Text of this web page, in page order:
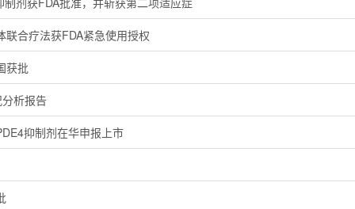
联合疗法获FDA紧急使用授权
获批
析报告
抑制剂在华申报上市